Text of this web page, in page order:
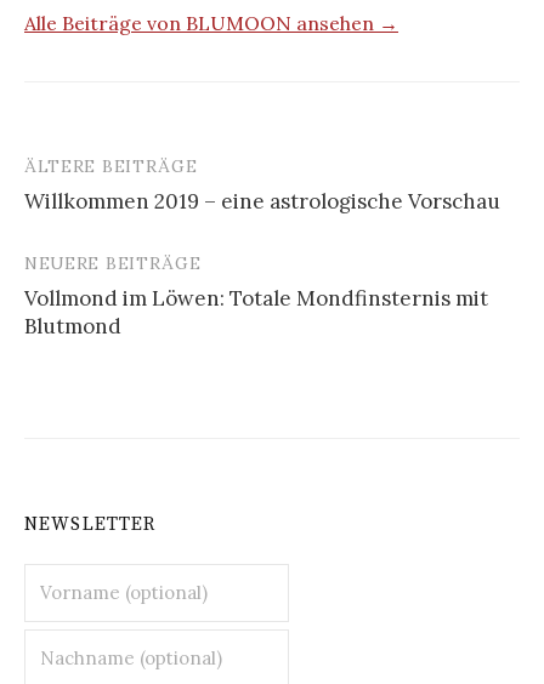
Alle Beiträge von BLUMOON ansehen →
Beitragsnavigation
ÄLTERE BEITRÄGE
Willkommen 2019 – eine astrologische Vorschau
NEUERE BEITRÄGE
Vollmond im Löwen: Totale Mondfinsternis mit
Blutmond
NEWSLETTER